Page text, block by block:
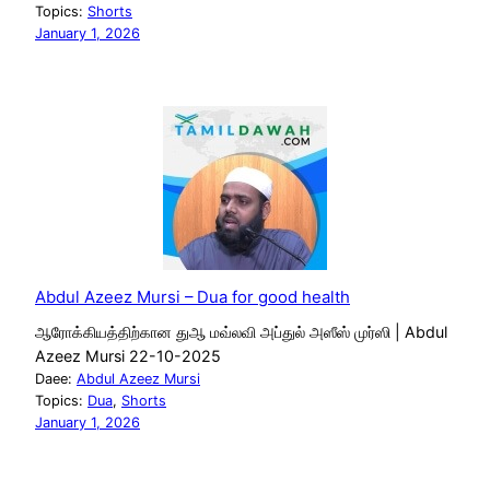
Topics: Shorts
January 1, 2026
Abdul Azeez Mursi – Dua for good health
ஆரோக்கியத்திற்கான துஆ மவ்லவி அப்துல் அஸீஸ் முர்ஸி | Abdul
Azeez Mursi 22-10-2025
Daee: Abdul Azeez Mursi
Topics: Dua, Shorts
January 1, 2026